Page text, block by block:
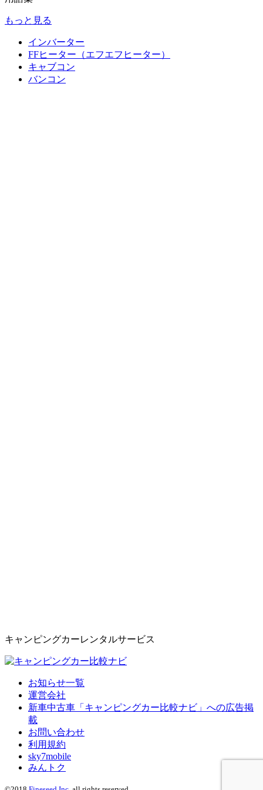
もっと見る
インバーター
FFヒーター（エフエフヒーター）
キャブコン
バンコン
キャンピングカーレンタルサービス
お知らせ一覧
運営会社
新車中古車「キャンピングカー比較ナビ」への広告掲
載
お問い合わせ
利用規約
sky7mobile
みんトク